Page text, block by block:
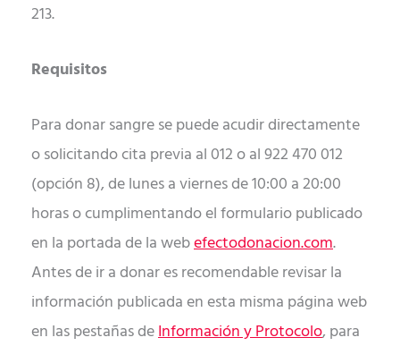
213.
Requisitos
Para donar sangre se puede acudir directamente
o solicitando cita previa al 012 o al 922 470 012
(opción 8), de lunes a viernes de 10:00 a 20:00
horas o cumplimentando el formulario publicado
en la portada de la webefectodonacion.com.
Antes de ir a donar es recomendable revisar la
información publicada en esta misma página web
en las pestañas deInformación y Protocolo, para